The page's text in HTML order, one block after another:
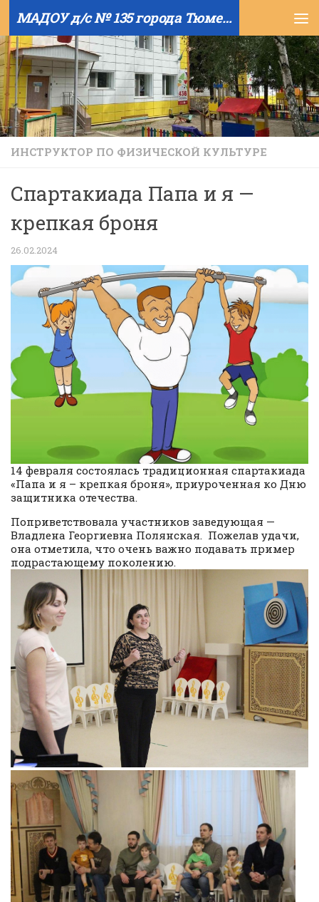
Skip to content МАДОУ д/с № 135 города Тюмени
ИНСТРУКТОР ПО ФИЗИЧЕСКОЙ КУЛЬТУРЕ
Спартакиада Папа и я —
крепкая броня
26.02.2024
14 февраля состоялась традиционная спартакиада
«Папа и я – крепкая броня», приуроченная ко Дню
защитника отечества.
Поприветствовала участников заведующая —
Владлена Георгиевна Полянская. Пожелав удачи,
она отметила, что очень важно подавать пример
подрастающему поколению.